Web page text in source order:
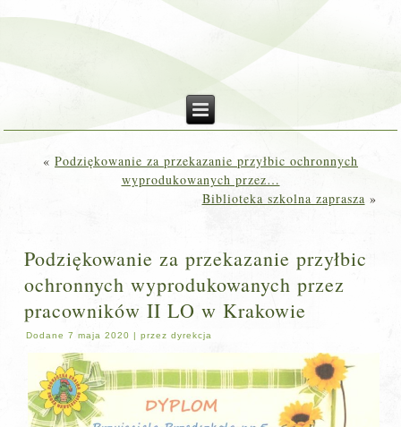
« Podziękowanie za przekazanie przyłbic ochronnych
wyprodukowanych przez…
Biblioteka szkolna zaprasza »
Podziękowanie za przekazanie przyłbic
ochronnych wyprodukowanych przez
pracowników II LO w Krakowie
Dodane 7 maja 2020 |przez dyrekcja